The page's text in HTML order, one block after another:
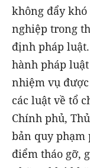
không đẩy
nghiệp trong
định pháp
hành pháp
nhiệm vụ
các luật về tổ
Chính phủ,
bản quy phạm
điểm tháo gỡ,